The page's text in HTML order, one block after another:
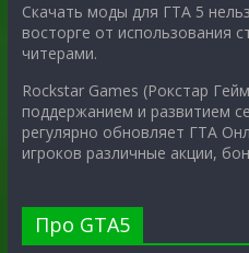
Скачать моды для ГТА 5
восторге от использования
читерами.
Rockstar Games (Рокстар
поддержанием и развитием
регулярно обновляет ГТА
игроков различные акции,
Про GTA5